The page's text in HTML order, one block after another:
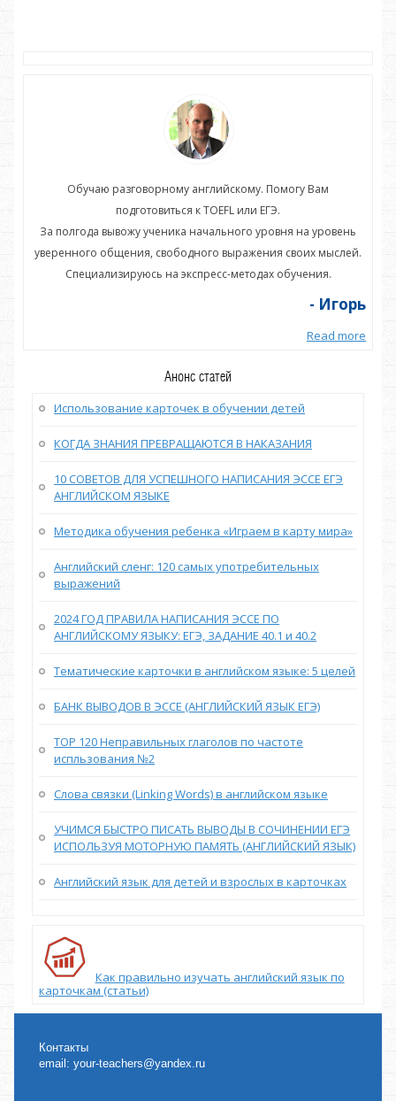
Обучаю разговорному английскому. Помогу Вам
подготовиться к TOEFL или ЕГЭ.
За полгода вывожу ученика начального уровня на уровень
уверенного общения, свободного выражения своих мыслей.
Специализируюсь на экспресс-методах обучения.
- Игорь
Read more
Анонс статей
Использование карточек в обучении детей
КОГДА ЗНАНИЯ ПРЕВРАЩАЮТСЯ В НАКАЗАНИЯ
10 СОВЕТОВ ДЛЯ УСПЕШНОГО НАПИСАНИЯ ЭССЕ ЕГЭ
АНГЛИЙСКОМ ЯЗЫКЕ
Методика обучения ребенка «Играем в карту мира»
Английский сленг: 120 самых употребительных
выражений
2024 ГОД ПРАВИЛА НАПИСАНИЯ ЭССЕ ПО
АНГЛИЙСКОМУ ЯЗЫКУ: ЕГЭ, ЗАДАНИЕ 40.1 и 40.2
Тематические карточки в английском языке: 5 целей
БАНК ВЫВОДОВ В ЭССЕ (АНГЛИЙСКИЙ ЯЗЫК ЕГЭ)
TOP 120 Неправильных глаголов по частоте
испльзования №2
Слова связки (Linking Words) в английском языке
УЧИМСЯ БЫСТРО ПИСАТЬ ВЫВОДЫ В СОЧИНЕНИИ ЕГЭ
ИСПОЛЬЗУЯ МОТОРНУЮ ПАМЯТЬ (АНГЛИЙСКИЙ ЯЗЫК)
Английский язык для детей и взрослых в карточках
Как правильно изучать английский язык по
карточкам (статьи)
Контакты
email:your-teachers@yandex.ru